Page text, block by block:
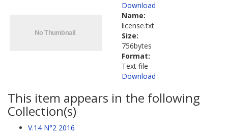
Download
Name:
license.txt
Size:
756bytes
Format:
Text file
Download
This item appears in the following
Collection(s)
V.14 N°2 2016